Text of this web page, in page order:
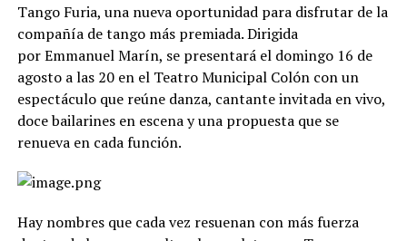
Tango Furia, una nueva oportunidad para disfrutar de la
compañía de tango más premiada. Dirigida
por Emmanuel Marín, se presentará el domingo 16 de
agosto a las 20 en el Teatro Municipal Colón con un
espectáculo que reúne danza, cantante invitada en vivo,
doce bailarines en escena y una propuesta que se
renueva en cada función.
Hay nombres que cada vez resuenan con más fuerza